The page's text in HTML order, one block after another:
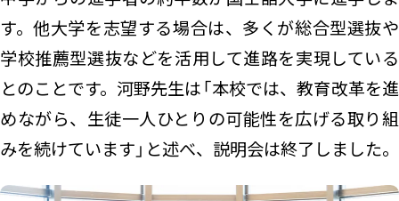
す。他大学を志望する場合は、多くが総合型選抜や
学校推薦型選抜などを活用して進路を実現している
とのことです。河野先生は「本校では、教育改革を進
めながら、生徒一人ひとりの可能性を広げる取り組
みを続けています」と述べ、説明会は終了しました。